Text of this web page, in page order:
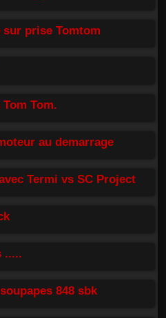
prise Tomtom
Tom.
au demarrage
Termi vs SC Project
848 sbk